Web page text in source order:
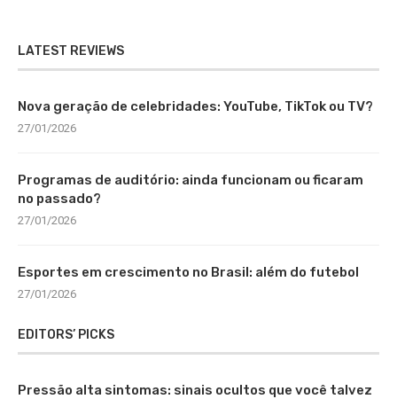
LATEST REVIEWS
Nova geração de celebridades: YouTube, TikTok ou TV?
27/01/2026
Programas de auditório: ainda funcionam ou ficaram
no passado?
27/01/2026
Esportes em crescimento no Brasil: além do futebol
27/01/2026
EDITORS’ PICKS
Pressão alta sintomas: sinais ocultos que você talvez